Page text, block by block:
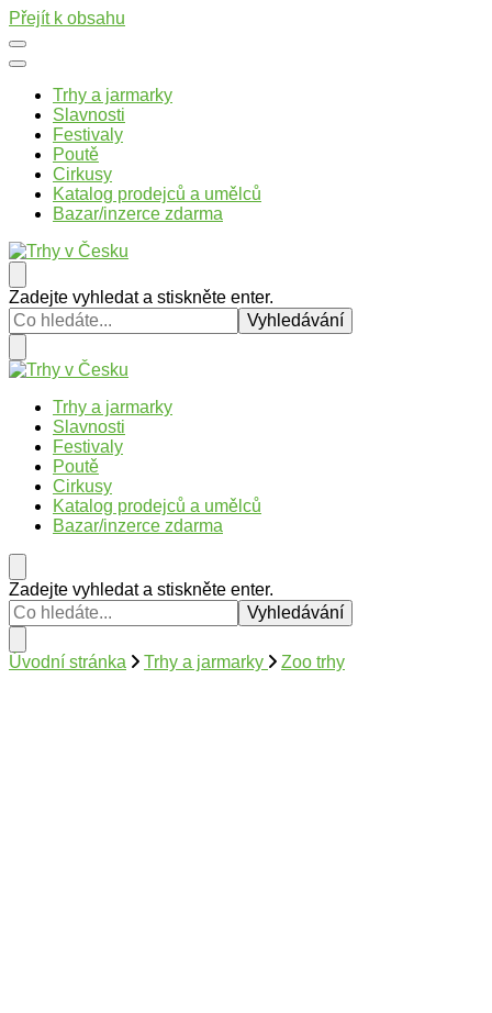
Přejít k obsahu
Trhy a jarmarky
Slavnosti
Festivaly
Poutě
Cirkusy
Katalog prodejců a umělců
Bazar/inzerce zdarma
Trhy v Česku
Trhy, jarmarky, slavnosti a poutě v České republice
Hledáte
něco
?
Zadejte vyhledat a stiskněte enter.
Trhy v Česku
Trhy, jarmarky, slavnosti a poutě v České republice
Trhy a jarmarky
Slavnosti
Festivaly
Poutě
Cirkusy
Katalog prodejců a umělců
Bazar/inzerce zdarma
Hledáte
něco
?
Zadejte vyhledat a stiskněte enter.
Úvodní stránka Trhy a jarmarky Zoo trhy